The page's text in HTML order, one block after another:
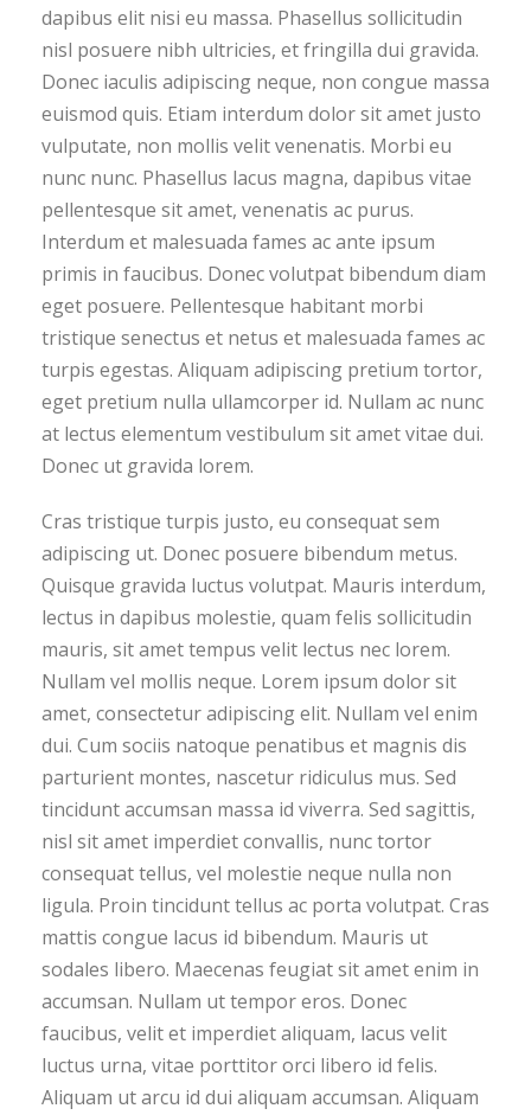
dapibus elit nisi eu massa. Phasellus sollicitudin
nisl posuere nibh ultricies, et fringilla dui gravida.
Donec iaculis adipiscing neque, non congue massa
euismod quis. Etiam interdum dolor sit amet justo
vulputate, non mollis velit venenatis. Morbi eu
nunc nunc. Phasellus lacus magna, dapibus vitae
pellentesque sit amet, venenatis ac purus.
Interdum et malesuada fames ac ante ipsum
primis in faucibus. Donec volutpat bibendum diam
eget posuere. Pellentesque habitant morbi
tristique senectus et netus et malesuada fames ac
turpis egestas. Aliquam adipiscing pretium tortor,
eget pretium nulla ullamcorper id. Nullam ac nunc
at lectus elementum vestibulum sit amet vitae dui.
Donec ut gravida lorem.
Cras tristique turpis justo, eu consequat sem
adipiscing ut. Donec posuere bibendum metus.
Quisque gravida luctus volutpat. Mauris interdum,
lectus in dapibus molestie, quam felis sollicitudin
mauris, sit amet tempus velit lectus nec lorem.
Nullam vel mollis neque. Lorem ipsum dolor sit
amet, consectetur adipiscing elit. Nullam vel enim
dui. Cum sociis natoque penatibus et magnis dis
parturient montes, nascetur ridiculus mus. Sed
tincidunt accumsan massa id viverra. Sed sagittis,
nisl sit amet imperdiet convallis, nunc tortor
consequat tellus, vel molestie neque nulla non
ligula. Proin tincidunt tellus ac porta volutpat. Cras
mattis congue lacus id bibendum. Mauris ut
sodales libero. Maecenas feugiat sit amet enim in
accumsan. Nullam ut tempor eros. Donec
faucibus, velit et imperdiet aliquam, lacus velit
luctus urna, vitae porttitor orci libero id felis.
Aliquam ut arcu id dui aliquam accumsan. Aliquam